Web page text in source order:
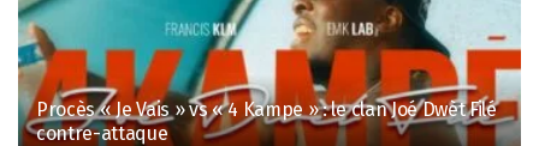
Procès « Je Vais » vs « 4 Kampe » : le clan Joé Dwèt Filé
contre-attaque